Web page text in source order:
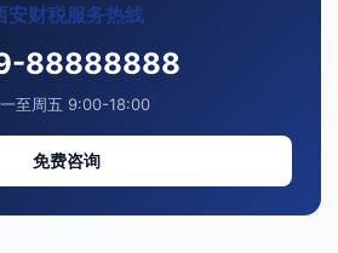
安财税服务热线
88888888
至周五 9:00-18:00
免费咨询